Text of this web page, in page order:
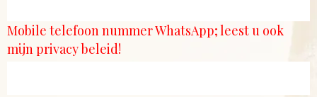
Mobile telefoon nummer WhatsApp; leest u ook
mijn privacy beleid!